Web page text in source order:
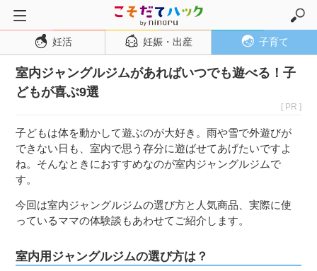
トップページ
妊活
妊娠・出産
妊娠初期
妊娠中期
出産
０歳児
妊活 妊娠・出産 子育て
室内ジャングルジムがあればいつでも遊べる！子
どもが喜ぶ9選
[ PR ]
子どもは体を動かして遊ぶのが大好き。雨や雪で外遊びが
できない日も、室内で思う存分に遊ばせてあげたいですよ
ね。そんなときにおすすめなのが室内ジャングルジムで
す。
今回は室内ジャングルジムの選び方と人気商品、実際に使
っているママの体験談もあわせてご紹介します。
室内用ジャングルジムの選び方は？